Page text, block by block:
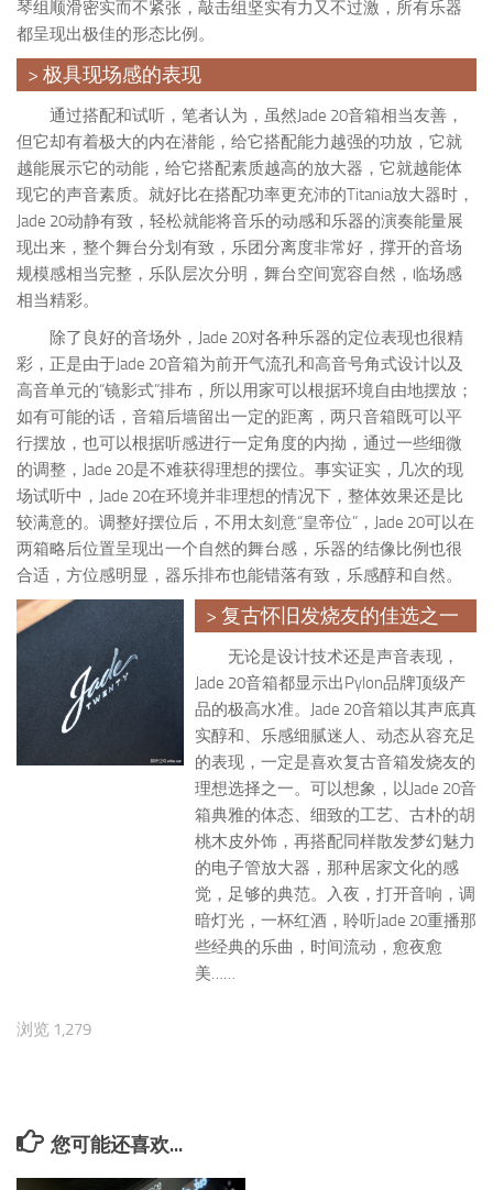
琴组顺滑密实而不紧张，敲击组坚实有力又不过激，所有乐器
都呈现出极佳的形态比例。
> 极具现场感的表现
通过搭配和试听，笔者认为，虽然Jade 20音箱相当友善，
但它却有着极大的内在潜能，给它搭配能力越强的功放，它就
越能展示它的动能，给它搭配素质越高的放大器，它就越能体
现它的声音素质。就好比在搭配功率更充沛的Titania放大器时，
Jade 20动静有致，轻松就能将音乐的动感和乐器的演奏能量展
现出来，整个舞台分划有致，乐团分离度非常好，撑开的音场
规模感相当完整，乐队层次分明，舞台空间宽容自然，临场感
相当精彩。
除了良好的音场外，Jade 20对各种乐器的定位表现也很精
彩，正是由于Jade 20音箱为前开气流孔和高音号角式设计以及
高音单元的“镜影式”排布，所以用家可以根据环境自由地摆放；
如有可能的话，音箱后墙留出一定的距离，两只音箱既可以平
行摆放，也可以根据听感进行一定角度的内拗，通过一些细微
的调整，Jade 20是不难获得理想的摆位。事实证实，几次的现
场试听中，Jade 20在环境并非理想的情况下，整体效果还是比
较满意的。调整好摆位后，不用太刻意“皇帝位”，Jade 20可以在
两箱略后位置呈现出一个自然的舞台感，乐器的结像比例也很
合适，方位感明显，器乐排布也能错落有致，乐感醇和自然。
> 复古怀旧发烧友的佳选之一
无论是设计技术还是声音表现，
Jade 20音箱都显示出Pylon品牌顶级产
品的极高水准。Jade 20音箱以其声底真
实醇和、乐感细腻迷人、动态从容充足
的表现，一定是喜欢复古音箱发烧友的
理想选择之一。可以想象，以Jade 20音
箱典雅的体态、细致的工艺、古朴的胡
桃木皮外饰，再搭配同样散发梦幻魅力
的电子管放大器，那种居家文化的感
觉，足够的典范。入夜，打开音响，调
暗灯光，一杯红酒，聆听Jade 20重播那
些经典的乐曲，时间流动，愈夜愈
美……
浏览 1,279
您可能还喜欢...